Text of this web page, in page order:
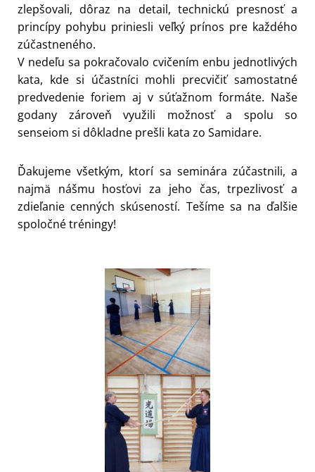
zlepšovali, dôraz na detail, technickú presnosť a
princípy pohybu priniesli veľký prínos pre každého
zúčastneného.
V nedeľu sa pokračovalo cvičením enbu jednotlivých
kata, kde si účastníci mohli precvičiť samostatné
predvedenie foriem aj v súťažnom formáte. Naše
godany zároveň využili možnosť a spolu so
senseiom si dôkladne prešli kata zo Samidare.
Ďakujeme všetkým, ktorí sa seminára zúčastnili, a
najmä nášmu hosťovi za jeho čas, trpezlivosť a
zdieľanie cenných skúseností. Tešíme sa na ďalšie
spoločné tréningy!